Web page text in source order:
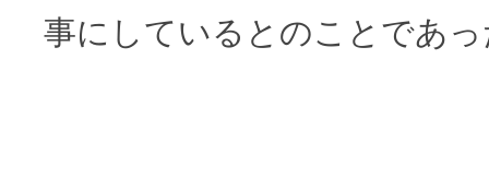
事にしているとのことであ